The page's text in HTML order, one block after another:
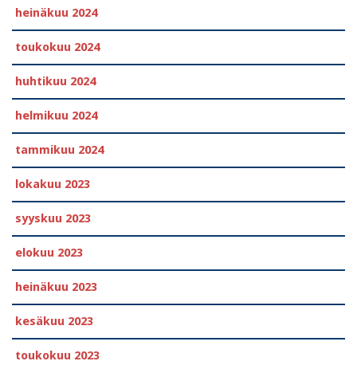
heinäkuu 2024
toukokuu 2024
huhtikuu 2024
helmikuu 2024
tammikuu 2024
lokakuu 2023
syyskuu 2023
elokuu 2023
heinäkuu 2023
kesäkuu 2023
toukokuu 2023